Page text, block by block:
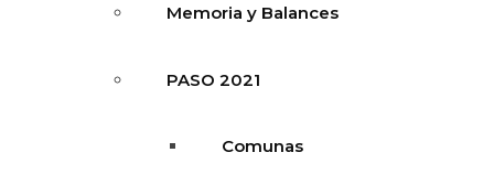
Memoria y Balances
PASO 2021
Comunas